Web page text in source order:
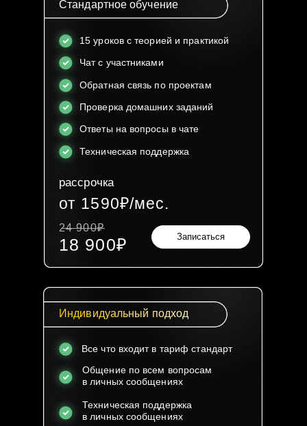
Стандартное обучение
Индивидуальный подход
15 уроков с теорией и практикой
Чат с участниками
Обратная связь по проектам
Проверка домашних заданий
Ответы на вопросы в чате
Техническая поддержка
рассрочка
от 1590₽/мес.
18 900₽ Записаться
Все что входит в тариф стандарт
Общение по всем вопросам
в личных сообщениях
Техническая поддержка
в личных сообщениях
24 900₽